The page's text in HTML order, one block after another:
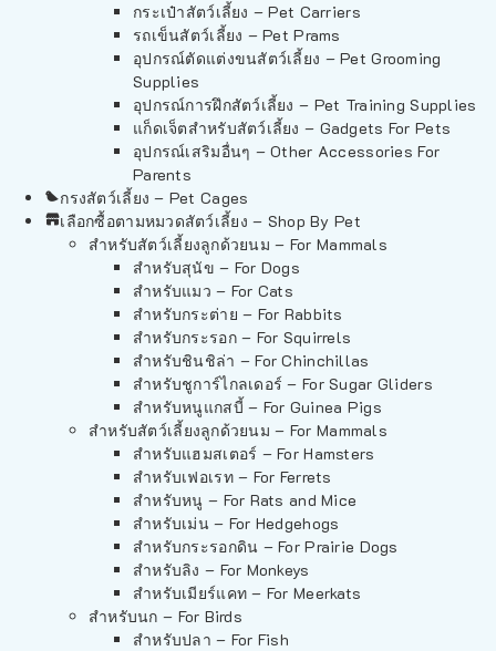
กระเป๋าสัตว์เลี้ยง – Pet Carriers
รถเข็นสัตว์เลี้ยง – Pet Prams
อุปกรณ์ตัดแต่งขนสัตว์เลี้ยง – Pet Grooming
Supplies
อุปกรณ์การฝึกสัตว์เลี้ยง – Pet Training Supplies
แก็ดเจ็ตสำหรับสัตว์เลี้ยง – Gadgets For Pets
อุปกรณ์เสริมอื่นๆ – Other Accessories For
Parents
กรงสัตว์เลี้ยง – Pet Cages
เลือกซื้อตามหมวดสัตว์เลี้ยง – Shop By Pet
สำหรับสัตว์เลี้ยงลูกด้วยนม – For Mammals
สำหรับสุนัข – For Dogs
สำหรับแมว – For Cats
สำหรับกระต่าย – For Rabbits
สำหรับกระรอก – For Squirrels
สำหรับชินชิล่า – For Chinchillas
สำหรับชูการ์ไกลเดอร์ – For Sugar Gliders
สำหรับหนูแกสบี้ – For Guinea Pigs
สำหรับสัตว์เลี้ยงลูกด้วยนม – For Mammals
สำหรับแฮมสเตอร์ – For Hamsters
สำหรับเฟอเรท – For Ferrets
สำหรับหนู – For Rats and Mice
สำหรับเม่น – For Hedgehogs
สำหรับกระรอกดิน – For Prairie Dogs
สำหรับลิง – For Monkeys
สำหรับเมียร์แคท – For Meerkats
สำหรับนก – For Birds
สำหรับปลา – For Fish